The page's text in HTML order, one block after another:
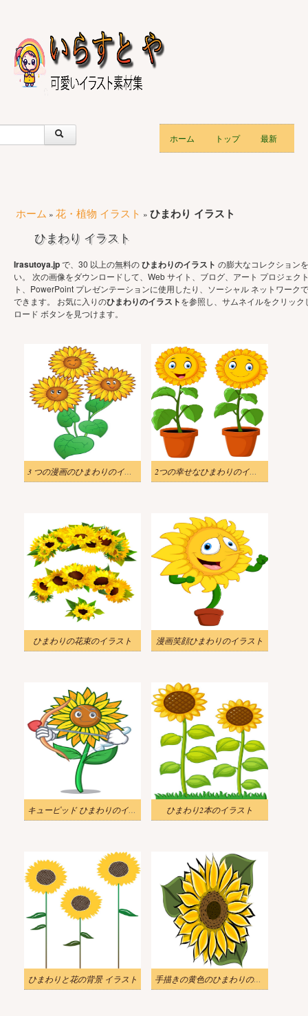
ホーム トップ 最新
ホーム » 花・植物 イラスト » ひまわり イラスト
ひまわり イラスト
Irasutoya.jpで、30 以上の無料のひまわりのイラスト の膨大なコレクション
い。 次の画像をダウンロードして、Web サイト、ブログ、アート プロジェク
ト、PowerPoint プレゼンテーションに使用したり、ソーシャル ネットワーク
できます。 お気に入りのひまわりのイラストを参照し、サムネイルをクリック
ロード ボタンを見つけます。
3 つの漫画のひまわりのイラスト 2つの幸せなひまわりのイラスト
ひまわりの花束のイラスト 漫画笑顔ひまわりのイラスト
キューピッド ひまわりのイラスト ひまわり2本のイラスト
ひまわりと花の背景 イラスト 手描きの黄色のひまわりのイラスト